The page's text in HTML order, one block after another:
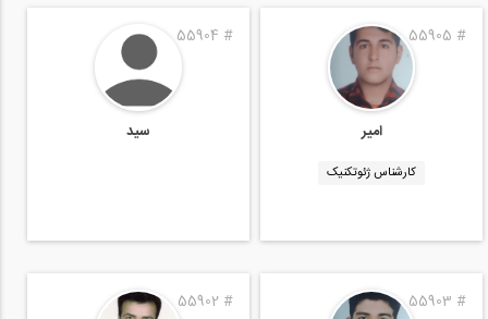
#
55905
امیر
کارشناس ژئوتکنیک
#
55904
سید
#
55903
#
55902